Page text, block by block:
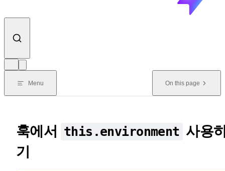
Menu On this page
훅에서 this.environment 사용
기